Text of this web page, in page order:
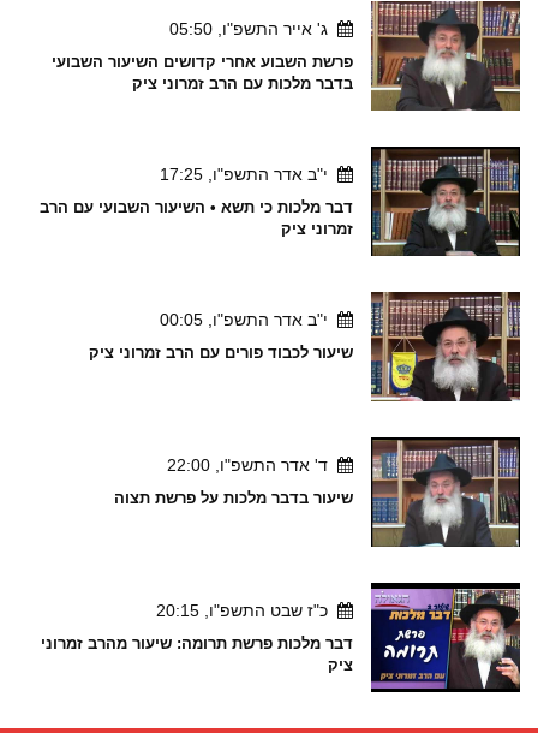
ג' אייר התשפ"ו, 05:50
פרשת השבוע אחרי קדושים השיעור השבועי
בדבר מלכות עם הרב זמרוני ציק
י"ב אדר התשפ"ו, 17:25
דבר מלכות כי תשא • השיעור השבועי עם הרב
זמרוני ציק
י"ב אדר התשפ"ו, 00:05
שיעור לכבוד פורים עם הרב זמרוני ציק
ד' אדר התשפ"ו, 22:00
שיעור בדבר מלכות על פרשת תצוה
כ"ז שבט התשפ"ו, 20:15
דבר מלכות פרשת תרומה: שיעור מהרב זמרוני
ציק